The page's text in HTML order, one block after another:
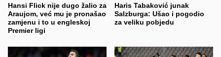
Hansi Flick nije dugo žalio za
Araujom, već mu je pronašao
zamjenu i to u engleskoj
Premier ligi
Haris Tabaković junak
Salzburga: Ušao i pogodio
za veliku pobjedu